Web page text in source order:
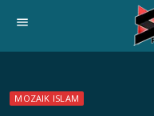
menu
MOZAIK ISLAM